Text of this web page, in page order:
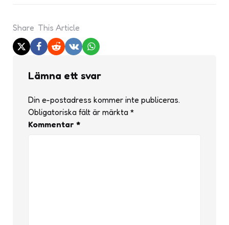
Share This Article
Lämna ett svar
Din e-postadress kommer inte publiceras.
Obligatoriska fält är märkta *
Kommentar *